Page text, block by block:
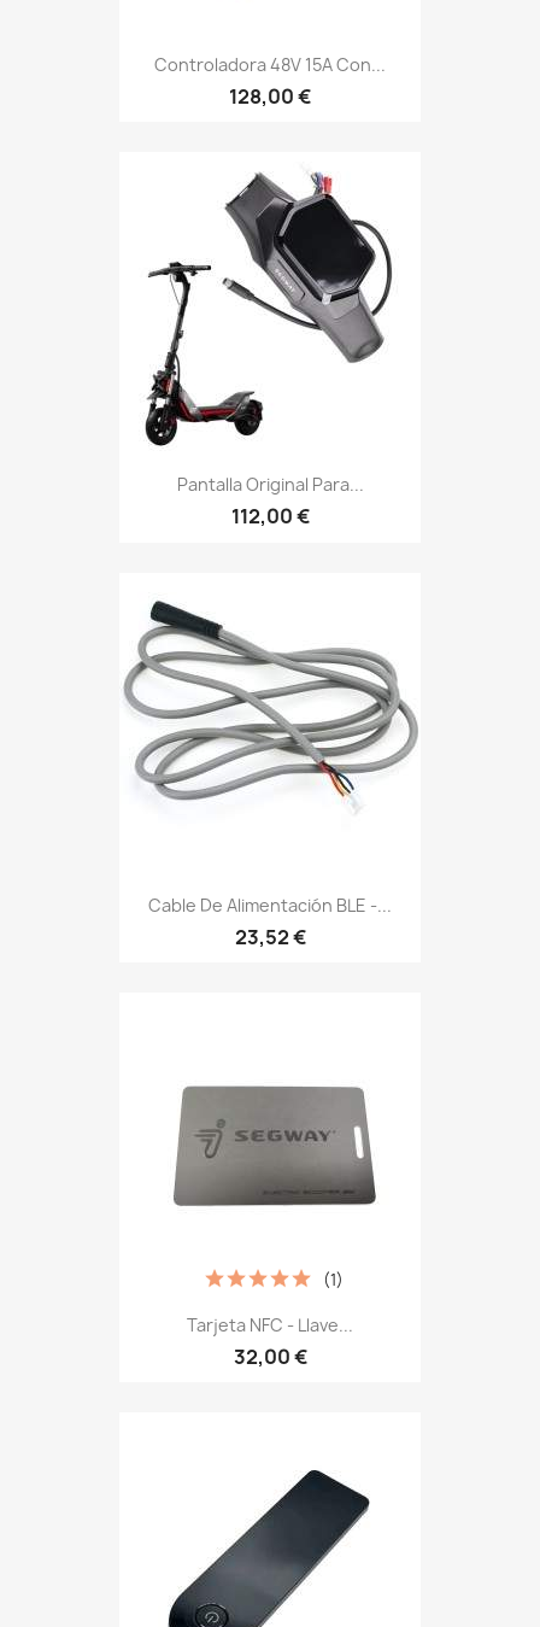
Controladora 48V 15A Con...
128,00 €
Pantalla Original Para...
112,00 €
Cable De Alimentación BLE -...
23,52 €
Tarjeta NFC - Llave...
32,00 €
(1)